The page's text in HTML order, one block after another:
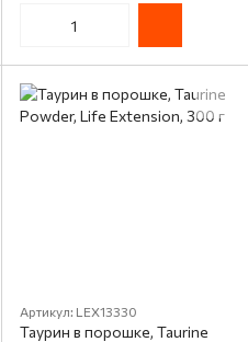
Артикул: LEX13330
Таурин в порошке, Taurine